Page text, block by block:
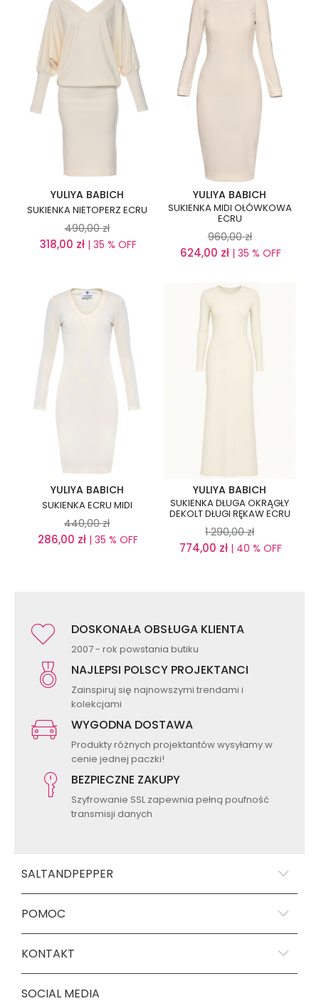
YULIYA BABICH
SUKIENKA NIETOPERZ ECRU
490,00 zł
318,00 zł| 35 % OFF
YULIYA BABICH
SUKIENKA MIDI OŁÓWKOWA
ECRU
960,00 zł
624,00 zł | 35 % OFF
YULIYA BABICH
SUKIENKA ECRU MIDI
440,00 zł
286,00 zł | 35 % OFF
YULIYA BABICH
SUKIENKA DŁUGA OKRĄGŁY
DEKOLT DŁUGI RĘKAW ECRU
1 290,00 zł
774,00 zł | 40 % OFF
DOSKONAŁA OBSŁUGA KLIENTA
2007 - rok powstania butiku
NAJLEPSI POLSCY PROJEKTANCI
Zainspiruj się najnowszymi trendami i
kolekcjami
WYGODNA DOSTAWA
Produkty różnych projektantów wysyłamy w
cenie jednej paczki!
BEZPIECZNE ZAKUPY
Szyfrowanie SSL zapewnia pełną poufność
transmisji danych
SALTANDPEPPER
POMOC
KONTAKT
SOCIAL MEDIA